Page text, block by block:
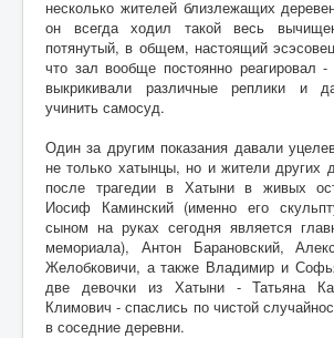
несколько жителей близлежащих
он всегда ходил такой весь
потянутый, в общем, настоящий
что зал вообще постоянно реагировал
выкрикивали различные реплики и
учинить самосуд.
Один за другим показания давали
не только хатынцы, но и жители других
после трагедии в Хатыни в живых
Иосиф Каминский (именно его
сыном на руках сегодня является
мемориала), Антон Барановский,
Желобковичи, а также Владимир и
две девочки из Хатыни - Татьяна
Климович - спаслись по чистой
в соседние деревни.